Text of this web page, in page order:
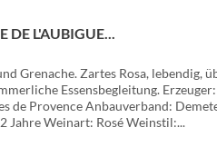
DE L'AUBIGUE...
Grenache. Zartes Rosa, lebendig,
Essensbegleitung.
de Provence Anbauverband:
Jahre Weinart: Rosé Weinstil:...